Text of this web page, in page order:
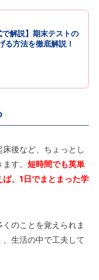
で解説】期末テストの
る方法を徹底解説！
後など、ちょっとし
す。 短時間でも英単
、1日でまとまった学
のことを覚えられま
生活の中で工夫して